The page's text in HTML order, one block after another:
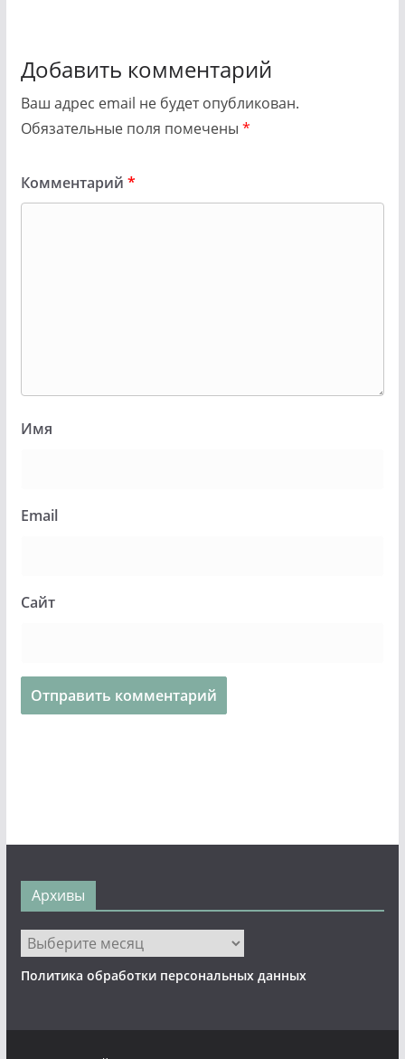
Добавить комментарий
Ваш адрес email не будет опубликован.
Обязательные поля помечены *
Комментарий *
Имя
Email
Сайт
Архивы
Архивы
Политика обработки персональных данных